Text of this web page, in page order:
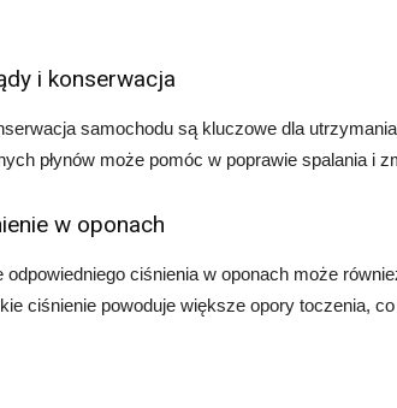
i konserwacja
samochodu są kluczowe dla
płynów może pomóc w poprawie spalania i
w oponach
odpowiedniego ciśnienia w oponach może
ciśnienie powoduje większe opory toczenia,